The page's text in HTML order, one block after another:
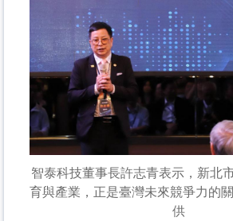
智泰科技董事長許志青表示，新北
育與產業，正是臺灣未來競爭力的
供